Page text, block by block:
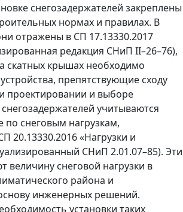
снегозадержателей закреплены
нормах и правилах. В
отражены в СП 17.13330.2017
редакция СНиП II–26–76),
скатных крышах необходимо
препятствующие сходу
проектировании и выборе
учитываются
по снеговым нагрузкам,
20.13330.2016 «Нагрузки и
СНиП 2.01.07–85). Эти
величину снеговой нагрузки в
района и
инженерных решений.
установки таких